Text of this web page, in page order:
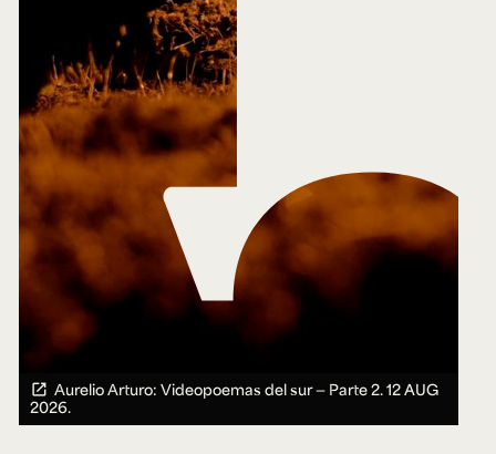
Aurelio Arturo: Videopoemas del sur — Parte 2.12 AUG
2026.